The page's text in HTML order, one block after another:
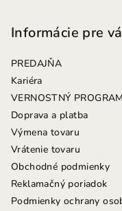
Informácie pre
PREDAJŇA
Kariéra
VERNOSTNÝ PROGRAM
Doprava a platba
Výmena tovaru
Vrátenie tovaru
Obchodné podmienky
Reklamačný poriadok
Podmienky ochrany